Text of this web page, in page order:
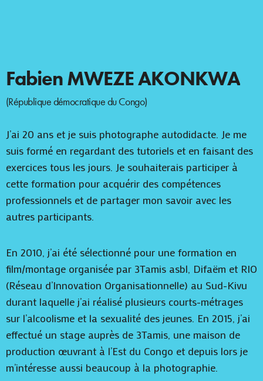
Fabien MWEZE AKONKWA
(République démocratique du Congo)
J’ai 20 ans et je suis photographe autodidacte. Je me
suis formé en regardant des tutoriels et en faisant des
exercices tous les jours. Je souhaiterais participer‎ à
cette formation pour acquérir des compétences
professionnels et de partager mon savoir avec les
autres participants.
En 2010, j’ai été sélectionné pour une formation en
film/montage organisée par 3Tamis asbl, Difaëm et RIO
(Réseau d’Innovation Organisationnelle) au Sud-Kivu
durant laquelle j’ai réalisé plusieurs courts-métrages
sur l’alcoolisme et la sexualité des jeunes. En 2015, j’ai
effectué un stage auprès de 3Tamis, une maison de
production œuvrant à l’Est du Congo et depuis lors je
m’intéresse aussi beaucoup à la photographie.